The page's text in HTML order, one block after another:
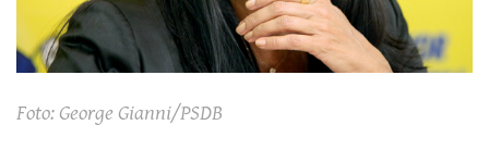
Foto: George Gianni/PSDB